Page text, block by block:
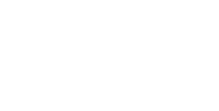
gdzie ukończyła kierunki
Press Corps.